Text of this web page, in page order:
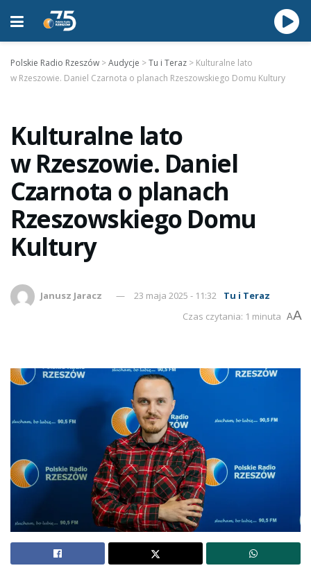
Polskie Radio Rzeszów >Audycje >Tu i Teraz > Kulturalne lato
w Rzeszowie. Daniel Czarnota o planach Rzeszowskiego Domu Kultury
Kulturalne lato
w Rzeszowie. Daniel
Czarnota o planach
Rzeszowskiego Domu
Kultury
Janusz Jaracz 23 maja 2025 - 11:32
Tu i Teraz
Czas czytania: 1 minuta AA